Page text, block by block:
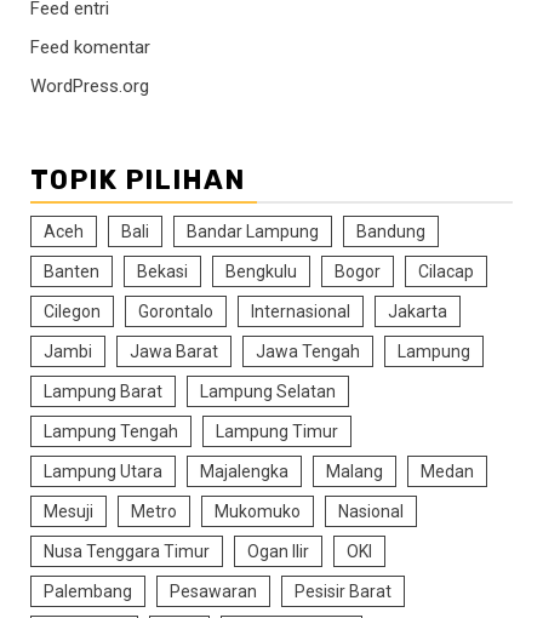
Feed entri
Feed komentar
WordPress.org
TOPIK PILIHAN
Aceh Bali Bandar Lampung Bandung
Banten Bekasi Bengkulu Bogor Cilacap
Cilegon Gorontalo Internasional Jakarta
Jambi Jawa Barat Jawa Tengah Lampung
Lampung Barat Lampung Selatan
Lampung Tengah Lampung Timur
Lampung Utara Majalengka Malang Medan
Mesuji Metro Mukomuko Nasional
Nusa Tenggara Timur Ogan Ilir OKI
Palembang Pesawaran Pesisir Barat